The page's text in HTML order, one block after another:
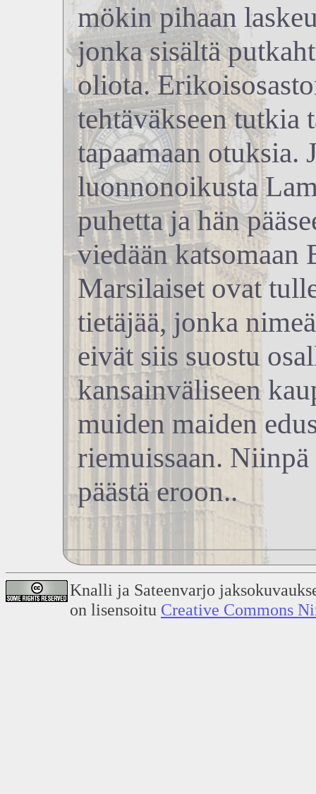
mökin pihaan
jonka sisältä
oliota.
tehtäväkseen tutkia
tapaamaan otuksia.
luonnonoikusta
puhetta ja hän
viedään
Marsilaiset ovat
tietäjää, jonka
eivät siis suostu
kansainväliseen
muiden maiden
riemuissaan.
päästä eroon..
Knalli ja Sateenvarjo
on lisensoitu Creative Commons